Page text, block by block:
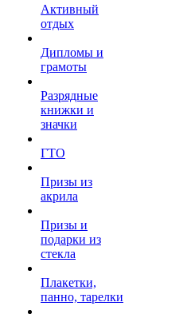
Активный
отдых
Дипломы и
грамоты
Разрядные
книжки и
значки
ГТО
Призы из
акрила
Призы и
подарки из
стекла
Плакетки,
панно, тарелки